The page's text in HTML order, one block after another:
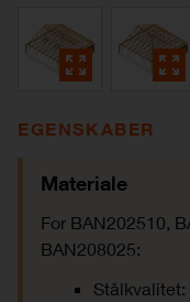
EGENSKABER
Materiale
For BAN202510,
BAN208025:
Stålkvalitet: